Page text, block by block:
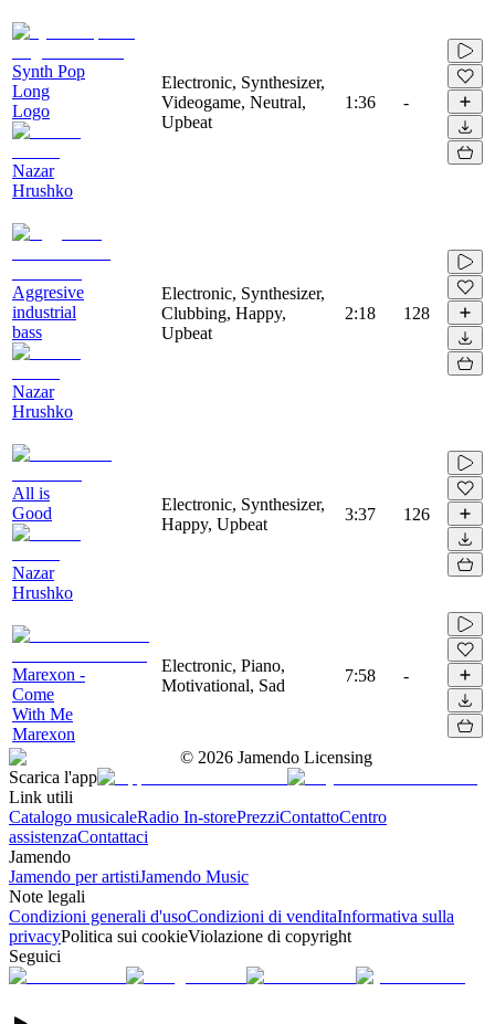
Synth Pop
Long
Logo
Nazar
Hrushko
Electronic, Synthesizer,
Videogame, Neutral,
Upbeat
1:36 -
Aggresive
industrial
bass
Nazar
Hrushko
Electronic, Synthesizer,
Clubbing, Happy,
Upbeat
2:18 128
All is
Good
Nazar
Hrushko
Electronic, Synthesizer,
Happy, Upbeat
3:37 126
Marexon -
Come
With Me
Marexon
Electronic, Piano,
Motivational, Sad
7:58 -
© 2026 Jamendo Licensing
Scarica l'app
Link utili
Catalogo musicaleRadio In-storePrezziContattoCentro
assistenzaContattaci
Jamendo
Jamendo per artistiJamendo Music
Note legali
Condizioni generali d'usoCondizioni di venditaInformativa sulla
privacyPolitica sui cookieViolazione di copyright
Seguici